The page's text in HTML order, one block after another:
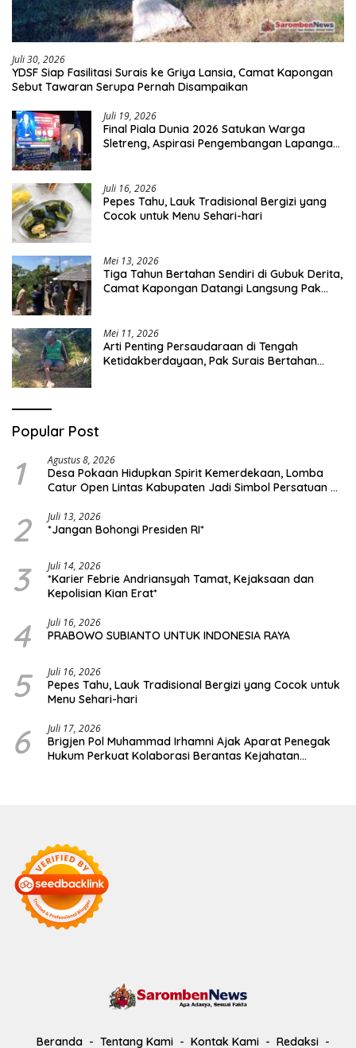
Juli 30, 2026
YDSF Siap Fasilitasi Surais ke Griya Lansia, Camat Kapongan
Sebut Tawaran Serupa Pernah Disampaikan
Juli 19, 2026
Final Piala Dunia 2026 Satukan Warga
Sletreng, Aspirasi Pengembangan Lapangan
Juli 16, 2026
Pepes Tahu, Lauk Tradisional Bergizi yang
Cocok untuk Menu Sehari-hari
Mei 13, 2026
Tiga Tahun Bertahan Sendiri di Gubuk Derita,
Camat Kapongan Datangi Langsung Pak
Mei 11, 2026
Arti Penting Persaudaraan di Tengah
Ketidakberdayaan, Pak Surais Bertahan
Popular Post
1 Agustus 8, 2026
Desa Pokaan Hidupkan Spirit Kemerdekaan, Lomba
Catur Open Lintas Kabupaten Jadi Simbol Persatuan di
2 Juli 13, 2026
*Jangan Bohongi Presiden RI*
3 Juli 14, 2026
*Karier Febrie Andriansyah Tamat, Kejaksaan dan
Kepolisian Kian Erat*
4 Juli 16, 2026
PRABOWO SUBIANTO UNTUK INDONESIA RAYA
5 Juli 16, 2026
Pepes Tahu, Lauk Tradisional Bergizi yang Cocok untuk
Menu Sehari-hari
6 Juli 17, 2026
Brigjen Pol Muhammad Irhamni Ajak Aparat Penegak
Hukum Perkuat Kolaborasi Berantas Kejahatan
Beranda Tentang Kami Kontak Kami Redaksi